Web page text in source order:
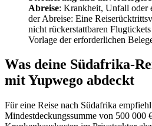
Abreise: Krankheit, Unfall oder
der Abreise: Eine
nicht rückerstattbaren
Vorlage der erforderlichen
Was deine Südafrika-
mit Yupwego abdeckt
Für eine Reise nach Südafrika
Mindestdeckungssumme von 500 000